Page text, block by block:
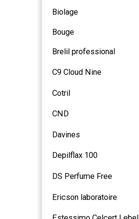
Biolage
Bouge
Brelil professional
C9 Cloud Nine
Cotril
CND
Davines
Depilflax 100
DS Perfume Free
Ericson laboratoire